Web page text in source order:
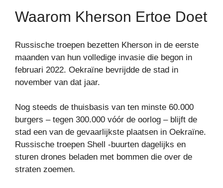
Waarom Kherson Ertoe Doet
Russische troepen bezetten Kherson in de eerste
maanden van hun volledige invasie die begon in
februari 2022. Oekraïne bevrijdde de stad in
november van dat jaar.
Nog steeds de thuisbasis van ten minste 60.000
burgers – tegen 300.000 vóór de oorlog – blijft de
stad een van de gevaarlijkste plaatsen in Oekraïne.
Russische troepen Shell -buurten dagelijks en
sturen drones beladen met bommen die over de
straten zoemen.